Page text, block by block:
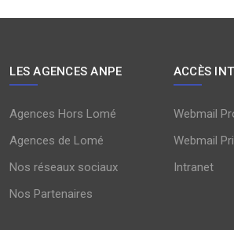
LES AGENCES ANPE
Agences Hors Lomé
Agences de Lomé
Nos réseaux sociaux
Nos Partenaires
ACCÈS
Webmail
Webmail
Intranet